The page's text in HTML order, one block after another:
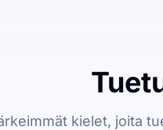
kielet, joita